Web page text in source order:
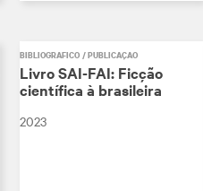
BIBLIOGRÁFICO / PUBLICAÇÃO
Livro SAI-FAI: Ficção
científica à brasileira
2023